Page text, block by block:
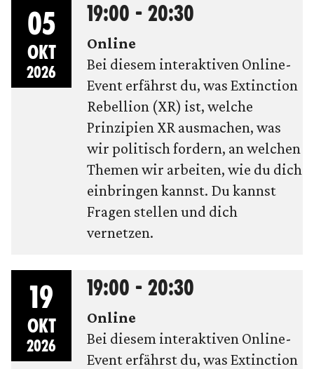
05
OKT
2026
19:00 - 20:30
Online
Bei diesem interaktiven Online-
Event erfährst du, was Extinction
Rebellion (XR) ist, welche
Prinzipien XR ausmachen, was
wir politisch fordern, an welchen
Themen wir arbeiten, wie du dich
einbringen kannst. Du kannst
Fragen stellen und dich
vernetzen.
19
OKT
2026
19:00 - 20:30
Online
Bei diesem interaktiven Online-
Event erfährst du, was Extinction